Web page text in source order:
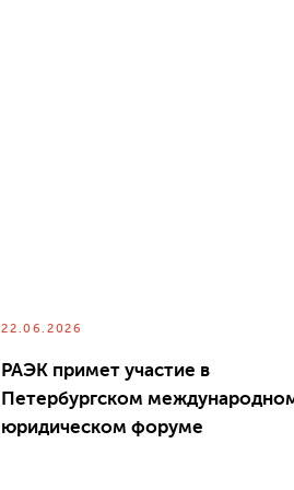
22.06.2026
РАЭК примет участие в
Петербургском
юридическом форуме